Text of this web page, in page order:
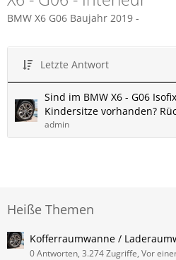
BMW X6 G06 Baujahr 2019 -
Letzte Antwort
Sind im BMW X6 - G06
Kindersitze vorhanden?
admin
Heiße Themen
Kofferraumwanne /
0 Antworten, 3.274 Zugriffe, Vor